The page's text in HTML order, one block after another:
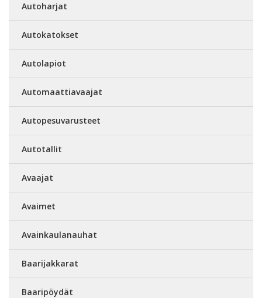
Autoharjat
Autokatokset
Autolapiot
Automaattiavaajat
Autopesuvarusteet
Autotallit
Avaajat
Avaimet
Avainkaulanauhat
Baarijakkarat
Baaripöydät